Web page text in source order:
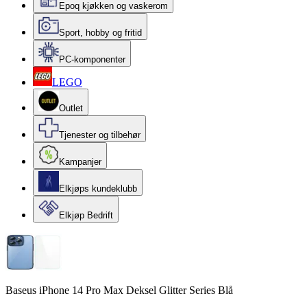
Epoq kjøkken og vaskerom
Sport, hobby og fritid
PC-komponenter
LEGO
Outlet
Tjenester og tilbehør
Kampanjer
Elkjøps kundeklubb
Elkjøp Bedrift
Baseus iPhone 14 Pro Max Deksel Glitter Series Blå